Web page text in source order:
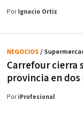
PorIgnacio Ortiz
Carrefour cierra
provincia en dos
NEGOCIOS /
PoriProfesional